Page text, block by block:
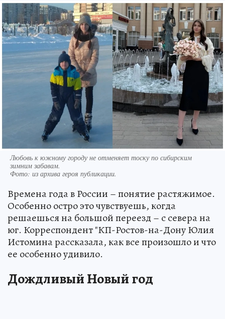
Любовь к южному городу не отменяет тоску по сибирским
зимним забавам.
Фото: из архива героя публикации.
Времена года в России – понятие растяжимое.
Особенно остро это чувствуешь, когда
решаешься на большой переезд – с севера на
юг. Корреспондент "КП-Ростов-на-Дону Юлия
Истомина рассказала, как все произошло и что
ее особенно удивило.
Дождливый Новый год